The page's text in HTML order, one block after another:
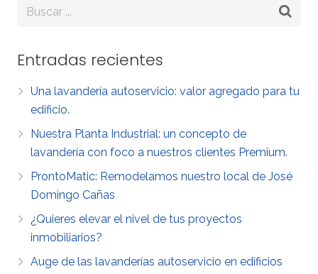
Entradas recientes
Una lavandería autoservicio: valor agregado para tu
edificio.
Nuestra Planta Industrial: un concepto de
lavandería con foco a nuestros clientes Premium.
ProntoMatic: Remodelamos nuestro local de José
Domingo Cañas
¿Quieres elevar el nivel de tus proyectos
inmobiliarios?
Auge de las lavanderías autoservicio en edificios